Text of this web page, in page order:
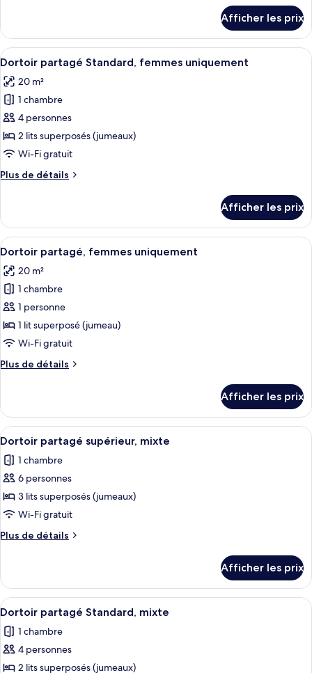
femmes
uniquement
Dortoir
partagé
supérieur,
uniquement
Afficher les prix
Afficher
toutes
les
photos
pour
ce
type
chambre :
Standard,
femmes
uniquement
Une chambre avec des lits
7
Dortoir partagé Standard, femmes uniquement
20 m²
1 chambre
4 personnes
2 lits superposés (jumeaux)
Wi-Fi gratuit
Plus de détails
Plus
Dortoir
partagé
Standard,
uniquement
Afficher les prix
Afficher
toutes
les
photos
pour
ce
type
chambre :
femmes
uniquement
Une chambre avec un lit superposé,
7
Dortoir partagé, femmes uniquement
20 m²
1 chambre
1 personne
1 lit superposé (jumeau)
Wi-Fi gratuit
Plus de détails
Plus
Dortoir
partagé,
femmes
uniquement
Afficher les prix
Afficher
toutes
les
photos
pour
ce
type
de
Dortoir
partagé
supérieur,
mixte
Une chambre avec des lits
6
Dortoir partagé supérieur, mixte
1 chambre
6 personnes
3 lits superposés (jumeaux)
Wi-Fi gratuit
Plus de détails
Plus
Dortoir
partagé
supérieur,
Afficher les prix
Afficher
toutes
les
photos
pour
Une chambre d’hôtel dotée d’une
6
Dortoir partagé Standard, mixte
1 chambre
4 personnes
2 lits superposés (jumeaux)